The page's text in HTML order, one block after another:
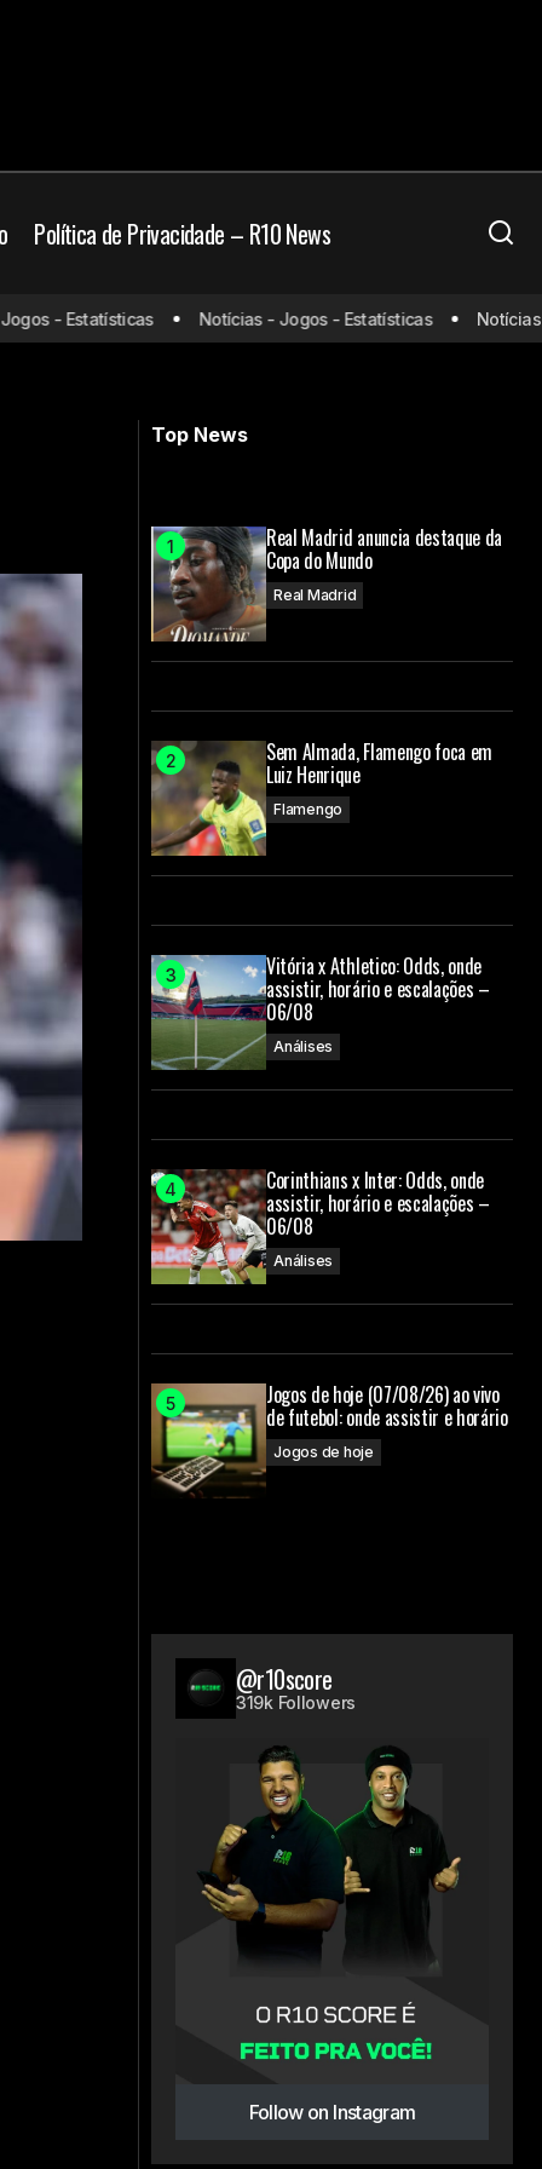
Política de Privacidade – R10 News
Fluminense acerta contratação de
goleiro para 2025
- Estatísticas Notícias - Jogos - Estatísticas Notícias -
Top News
Real Madrid anuncia destaque da
Copa do Mundo
Real Madrid
Sem Almada, Flamengo foca em
Luiz Henrique
Flamengo
Vitória x Athletico: Odds, onde
assistir, horário e escalações –
06/08
Análises
Corinthians x Inter: Odds, onde
assistir, horário e escalações –
06/08
Análises
Jogos de hoje (07/08/26) ao vivo
de futebol: onde assistir e horário
Jogos de hoje
@r10score
319k Followers
Follow on Instagram